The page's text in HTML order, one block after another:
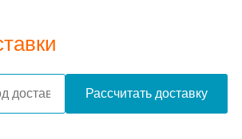
Рассчитать доставку